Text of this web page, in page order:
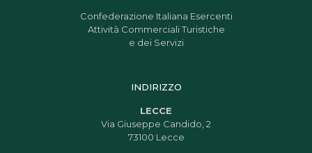
Confederazione Italiana Esercenti
Attività Commerciali Turistiche
e dei Servizi
INDIRIZZO
LECCE
Via Giuseppe Candido, 2
73100 Lecce